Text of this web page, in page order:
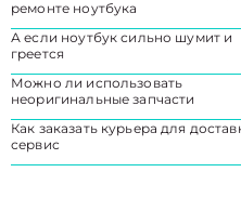
ремонте ноутбука
А если ноутбук сильно шумит и
греется
Можно ли использовать
неоригинальные запчасти
Как заказать курьера для
сервис